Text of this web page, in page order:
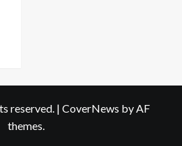
reserved. | CoverNews by AF
themes.